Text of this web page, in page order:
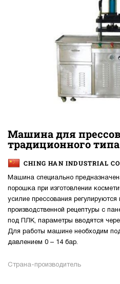
Машина для
традиционного типа
CHING HAN INDUSTRIAL
Машина специально
порошка при изготовлении
усилие прессования регулируются
производственной рецептуры с
под ПЛК, параметры вводятся
Для работы машине необходим
давлением 0 – 14 бар.
Страна-производитель